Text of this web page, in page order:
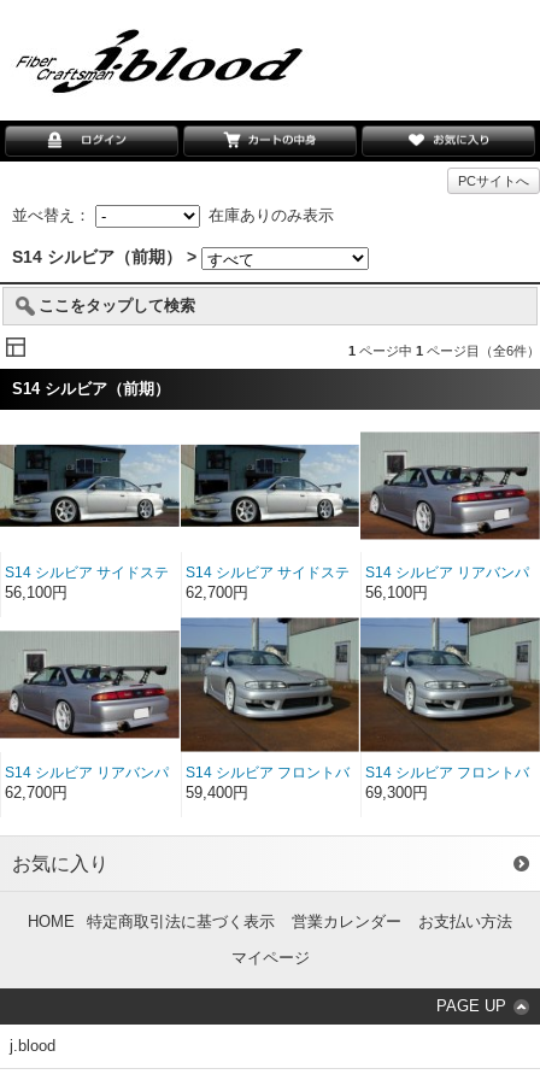
PCサイトへ
並べ替え： 在庫ありのみ表示
S14 シルビア（前期） >
ここをタップして検索
1 ページ中 1 ページ目（全6件）
S14 シルビア（前期）
S14 シルビア サイドステ
ップ FRP（前/後期）
56,100円
S14 シルビア サイドステ
ップ ソフトFRP（前/後
62,700円
S14 シルビア リアバンパ
ースポイラー FRP（前/後
56,100円
S14 シルビア リアバンパ
ースポイラー ソフト
FRP（前/後期）
62,700円
S14 シルビア フロントバ
ンパースポイラー
FRP（前期）
59,400円
S14 シルビア フロントバ
ンパースポイラー ソフト
FRP（前期）
69,300円
お気に入り
HOME 特定商取引法に基づく表示 営業カレンダー
お支払い方法
マイページ
PAGE UP
j.blood